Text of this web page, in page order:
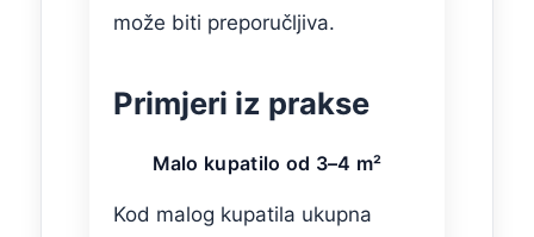
može biti preporučljiva.
Primjeri iz prakse
Malo kupatilo od 3–4 m²
Kod malog kupatila ukupna